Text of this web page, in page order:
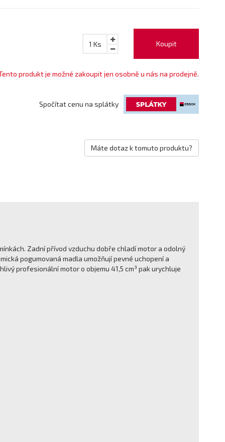
Koupit
1 Ks
produkt je možné zakoupit jen osobně u nás na prodejně.
Spočítat cenu na splátky
Máte dotaz k tomuto produktu?
Zadní přívod vzduchu dobře chladí motor a odolný
pogumovaná madla umožňují pevné uchopení a
profesionální motor o objemu 41,5 cm³ pak urychluje